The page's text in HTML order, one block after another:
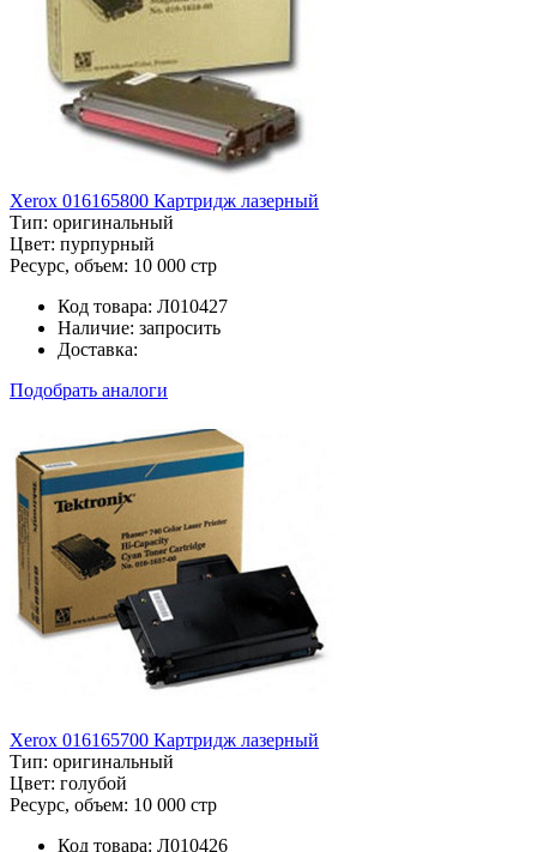
Xerox 016165800 Картридж лазерный
Тип: оригинальный
Цвет: пурпурный
Ресурс, объем: 10 000 стр
Код товара: Л010427
Наличие: запросить
Доставка:
Подобрать аналоги
Xerox 016165700 Картридж лазерный
Тип: оригинальный
Цвет: голубой
Ресурс, объем: 10 000 стр
Код товара: Л010426